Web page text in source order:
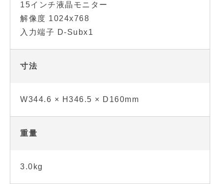
15インチ液晶モニター
解像度 1024x768
入力端子 D-Subx1
寸法
W344.6 × H346.5 × D160mm
重量
3.0kg